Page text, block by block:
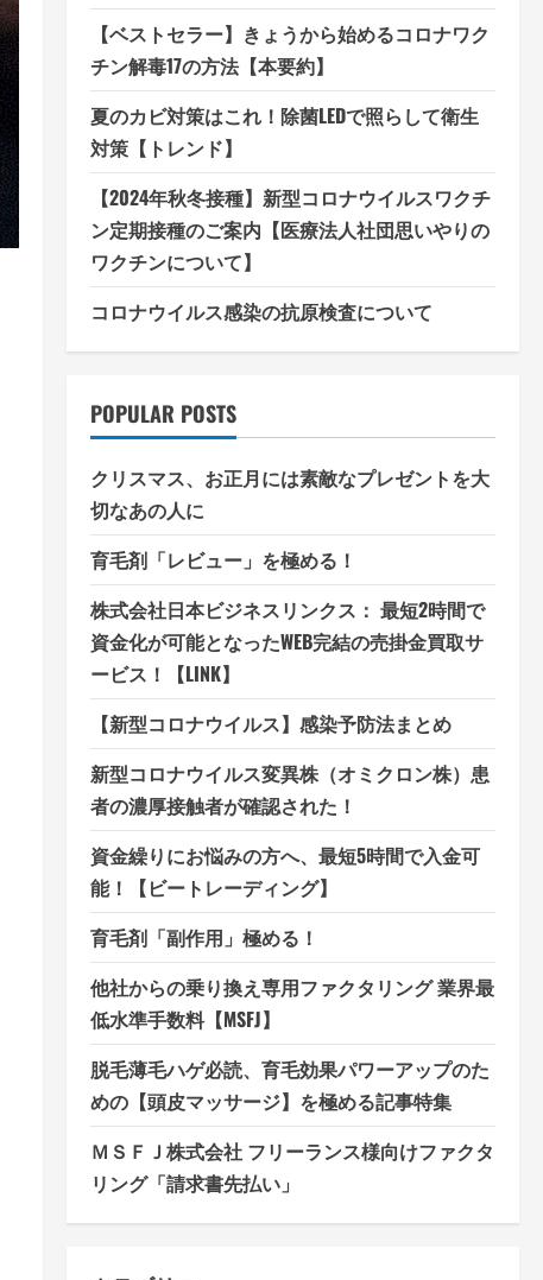
【ベストセラー】きょうから始めるコロナワク
チン解毒17の方法【本要約】
夏のカビ対策はこれ！除菌LEDで照らして衛生
対策【トレンド】
【2024年秋冬接種】新型コロナウイルスワクチ
ン定期接種のご案内【医療法人社団思いやりの
ワクチンについて】
コロナウイルス感染の抗原検査について
POPULAR POSTS
クリスマス、お正月には素敵なプレゼントを大
切なあの人に
育毛剤「レビュー」を極める！
株式会社日本ビジネスリンクス： 最短2時間で
資金化が可能となったWEB完結の売掛金買取サ
ービス！【LINK】
【新型コロナウイルス】感染予防法まとめ
新型コロナウイルス変異株（オミクロン株）患
者の濃厚接触者が確認された！
資金繰りにお悩みの方へ、最短5時間で入金可
能！【ビートレーディング】
育毛剤「副作用」極める！
他社からの乗り換え専用ファクタリング 業界最
低水準手数料【MSFJ】
脱毛薄毛ハゲ必読、育毛効果パワーアップのた
めの【頭皮マッサージ】を極める記事特集
ＭＳＦＪ株式会社 フリーランス様向けファクタ
リング「請求書先払い」